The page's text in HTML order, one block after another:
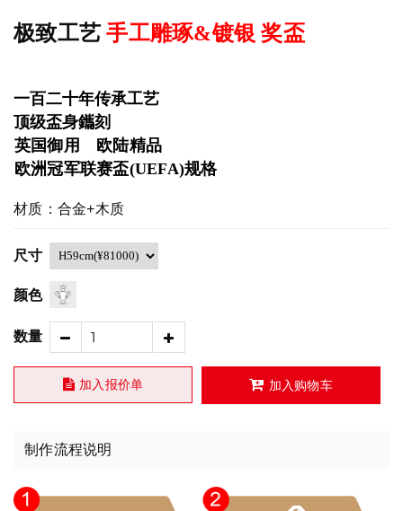
极致工艺手工雕琢&镀银 奖盃
一百二十年传承工艺
顶级盃身鑴刻
英国御用 欧陆精品
欧洲冠军联赛盃(UEFA)规格
材质：合金+木质
尺寸
颜色
数量
加入报价单 加入购物车
制作流程说明